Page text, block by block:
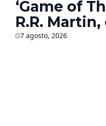
‘Game of
R.R.
¿Qué
7 agosto, 2026